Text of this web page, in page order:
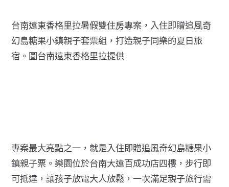
台南遠東香格里拉暑假雙住房專案，入住即贈追風奇
幻島糖果小鎮親子套票組，打造親子同樂的夏日旅
宿。圖台南遠東香格里拉提供
專案最大亮點之一，就是入住即贈追風奇幻島糖果小
鎮親子票。樂園位於台南大遠百成功店四樓，步行即
可抵達，讓孩子放電大人放鬆，一次滿足親子旅行需